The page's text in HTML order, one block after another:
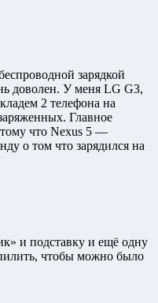
зарядкой
доволен. У меня LG G3,
2 телефона на
Главное
что Nexus 5 —
о том что зарядился на
и подставку и ещё одну
чтобы можно было